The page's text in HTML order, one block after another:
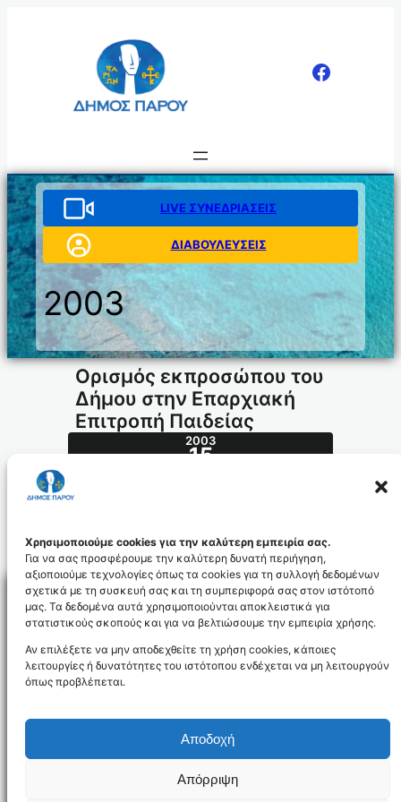
Χρησιμοποιούμε cookies για την καλύτερη εμπειρία σας.
Για να σας προσφέρουμε την καλύτερη δυνατή περιήγηση,
αξιοποιούμε τεχνολογίες όπως τα cookies για τη συλλογή δεδομένων
σχετικά με τη συσκευή σας και τη συμπεριφορά σας στον ιστότοπό
μας. Τα δεδομένα αυτά χρησιμοποιούνται αποκλειστικά για
στατιστικούς σκοπούς και για να βελτιώσουμε την εμπειρία χρήσης.
Αν επιλέξετε να μην αποδεχθείτε τη χρήση cookies, κάποιες
λειτουργίες ή δυνατότητες του ιστότοπου ενδέχεται να μη λειτουργούν
όπως προβλέπεται.
Αποδοχή
Απόρριψη
LIVE ΣΥΝΕΔΡΙΑΣΕΙΣ
ΔΙΑΒΟΥΛΕΥΣΕΙΣ
2003
Ορισμός εκπροσώπου του
Δήμου στην Επαρχιακή
Επιτροπή Παιδείας
2003
15
12.2003_id982
NEWSLETTER
Δήλωση Προσβασιμότητας